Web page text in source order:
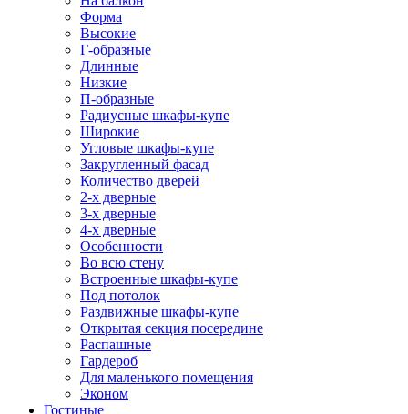
Форма
Высокие
Г-образные
Длинные
Низкие
П-образные
Радиусные шкафы-купе
Широкие
Угловые шкафы-купе
Закругленный фасад
Количество дверей
2-х дверные
3-х дверные
4-х дверные
Особенности
Во всю стену
Встроенные шкафы-купе
Под потолок
Раздвижные шкафы-купе
Открытая секция посередине
Распашные
Гардероб
Для маленького помещения
Эконом
Гостиные